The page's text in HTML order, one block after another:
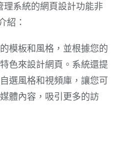
理系統的網頁設計功能非
紹：
模板和風格，並根據您的
色來設計網頁。系統還提
選風格和視頻庫，讓您可
體內容，吸引更多的訪